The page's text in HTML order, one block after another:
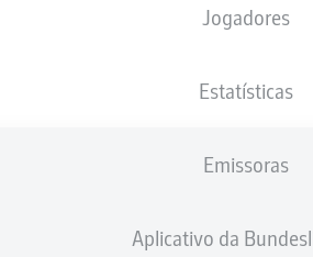
Jogadores
Estatísticas
Emissoras
Aplicativo da
A escalação inicial será divulgada 60